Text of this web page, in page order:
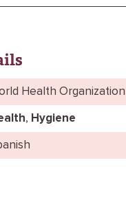
Health Organization
, Hygiene